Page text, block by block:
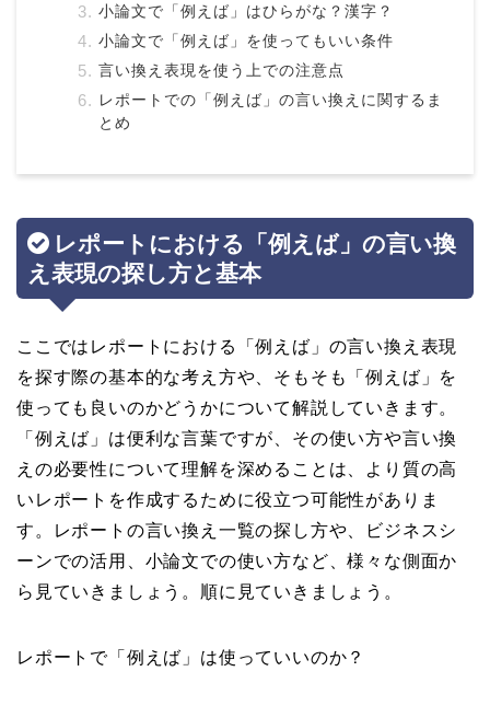
小論文で「例えば」はひらがな？漢字？
小論文で「例えば」を使ってもいい条件
言い換え表現を使う上での注意点
レポートでの「例えば」の言い換えに関するま
とめ
レポートにおける「例えば」の言い換
え表現の探し方と基本
ここではレポートにおける「例えば」の言い換え表現
を探す際の基本的な考え方や、そもそも「例えば」を
使っても良いのかどうかについて解説していきます。
「例えば」は便利な言葉ですが、その使い方や言い換
えの必要性について理解を深めることは、より質の高
いレポートを作成するために役立つ可能性がありま
す。レポートの言い換え一覧の探し方や、ビジネスシ
ーンでの活用、小論文での使い方など、様々な側面か
ら見ていきましょう。順に見ていきましょう。
レポートで「例えば」は使っていいのか？